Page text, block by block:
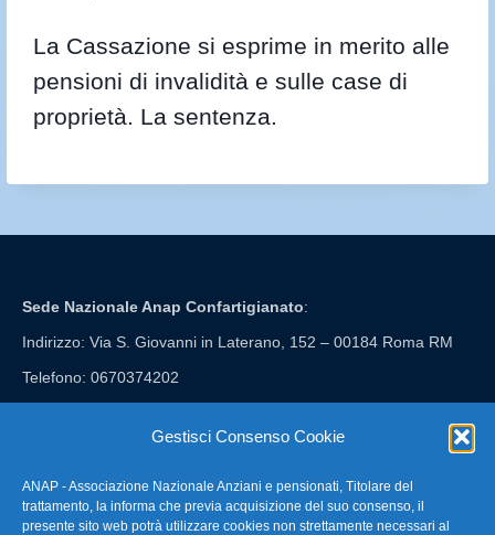
Gestisci Consenso Cookie
ANAP - Associazione Nazionale Anziani e pensionati, Titolare del
trattamento, la informa che previa acquisizione del suo consenso, il
presente sito web potrà utilizzare cookies non strettamente necessari al
La Cassazione si esprime in merito alle
pensioni di invalidità e sulle case di
proprietà. La sentenza.
Sede Nazionale Anap Confartigianato:
Indirizzo: Via S. Giovanni in Laterano, 152 – 00184 Roma RM
Telefono: 0670374202
FAQ – Domande Frequenti